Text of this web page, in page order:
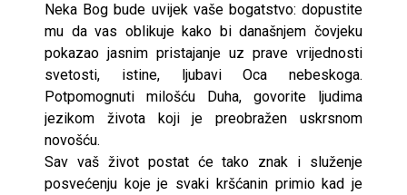
Neka Bog bude uvijek vaše bogatstvo: dopustite
mu da vas oblikuje kako bi današnjem čovjeku
pokazao jasnim pristajanje uz prave vrijednosti
svetosti, istine, ljubavi Oca nebeskoga.
Potpomognuti milošću Duha, govorite ljudima
jezikom života koji je preobražen uskrsnom
novošću.
Sav vaš život postat će tako znak i služenje
posvećenju koje je svaki kršćanin primio kad je